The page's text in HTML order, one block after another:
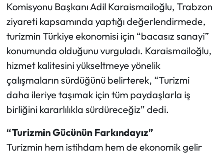
Komisyonu Başkanı Adil Karaismailoğlu, Trabzon
ziyareti kapsamında yaptığı değerlendirmede,
turizmin Türkiye ekonomisi için “bacasız sanayi”
konumunda olduğunu vurguladı. Karaismailoğlu,
hizmet kalitesini yükseltmeye yönelik
çalışmaların sürdüğünü belirterek, “Turizmi
daha ileriye taşımak için tüm paydaşlarla iş
birliğini kararlılıkla sürdüreceğiz” dedi.
“Turizmin Gücünün Farkındayız”
Turizmin hem istihdam hem de ekonomik gelir
Teknoloji